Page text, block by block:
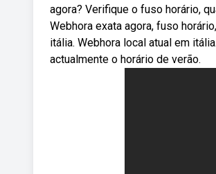
agora? Verifique o fuso horário,
Webhora exata agora, fuso
itália. Webhora local atual em
actualmente o horário de verão.